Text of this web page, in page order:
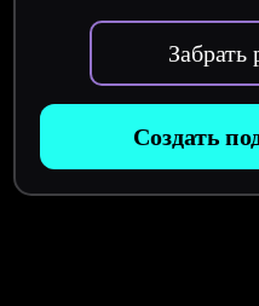
Забрать
Создать